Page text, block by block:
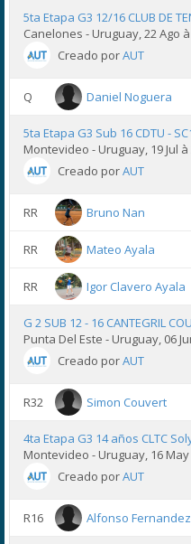
5ta Etapa G3 12/16 CLUB DE
Canelones - Uruguay, 22 Ago à
Creado porAUT
Q Daniel Noguera
5ta Etapa G3 Sub 16 CDTU -
Montevideo - Uruguay, 19 Jul à
Creado porAUT
RR Bruno Nan
RR Mateo Ayala
RR Igor Clavero Ayala
G 2 SUB 12 - 16 CANTEGRIL
Punta Del Este - Uruguay, 06
Creado porAUT
R32 Simon Couvert
4ta Etapa G3 14 años CLTC
Montevideo - Uruguay, 16 May
Creado porAUT
R16 Alfonso